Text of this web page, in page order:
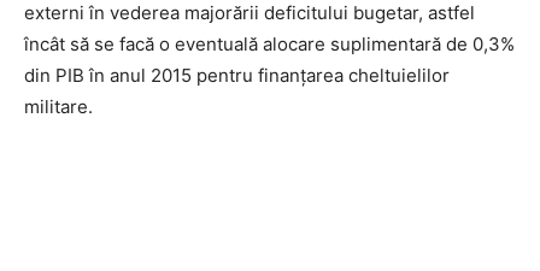
externi în vederea majorării deficitului bugetar, astfel
încât să se facă o eventuală alocare suplimentară de 0,3%
din PIB în anul 2015 pentru finanțarea cheltuielilor
militare.